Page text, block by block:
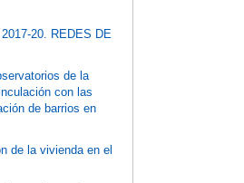
20. REDES DE
de la
con las
de barrios en
de la vivienda en el